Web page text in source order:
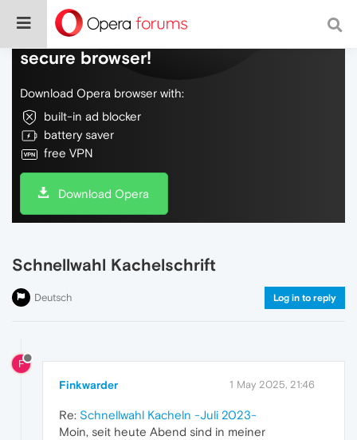
Do more on the web, with a fast and
secure browser!
Download Opera browser with:
built-in ad blocker
battery saver
free VPN
Download Opera
Schnellwahl Kachelschrift
Deutsch Log in to reply
F
Finkwarder 1 May 2025, 21:46
Re: Schnellwahl Kacheln -Juli 2023-
Moin, seit heute Abend sind in meiner